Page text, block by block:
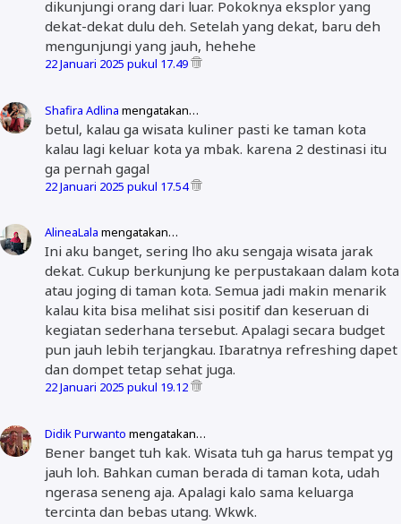
dikunjungi orang dari luar. Pokoknya eksplor yang
dekat-dekat dulu deh. Setelah yang dekat, baru deh
mengunjungi yang jauh, hehehe
22 Januari 2025 pukul 17.49
Shafira Adlina mengatakan…
betul, kalau ga wisata kuliner pasti ke taman kota
kalau lagi keluar kota ya mbak. karena 2 destinasi itu
ga pernah gagal
22 Januari 2025 pukul 17.54
AlineaLala mengatakan…
Ini aku banget, sering lho aku sengaja wisata jarak
dekat. Cukup berkunjung ke perpustakaan dalam kota
atau joging di taman kota. Semua jadi makin menarik
kalau kita bisa melihat sisi positif dan keseruan di
kegiatan sederhana tersebut. Apalagi secara budget
pun jauh lebih terjangkau. Ibaratnya refreshing dapet
dan dompet tetap sehat juga.
22 Januari 2025 pukul 19.12
Didik Purwanto mengatakan…
Bener banget tuh kak. Wisata tuh ga harus tempat yg
jauh loh. Bahkan cuman berada di taman kota, udah
ngerasa seneng aja. Apalagi kalo sama keluarga
tercinta dan bebas utang. Wkwk.